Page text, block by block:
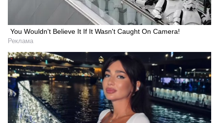
You Wouldn't Believe It If It Wasn't Caught On Camera!
Реклама